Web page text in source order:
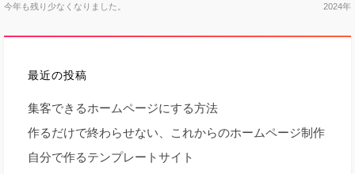
投
ナ
今年も残り少なくなりました。 2024年
最近の投稿
集客できるホームページにする方法
作るだけで終わらせない、これからのホームページ制作
自分で作るテンプレートサイト